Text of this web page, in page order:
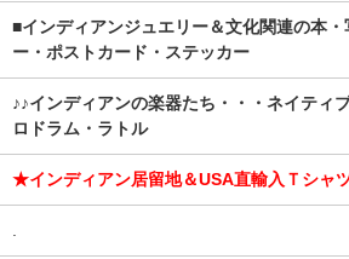
■インディアンジュエリー＆文化関連の本・
ー・ポストカード・ステッカー
♪♪インディアンの楽器たち・・・ネイティ
ロドラム・ラトル
★インディアン居留地＆USA直輸入Ｔシャ
.